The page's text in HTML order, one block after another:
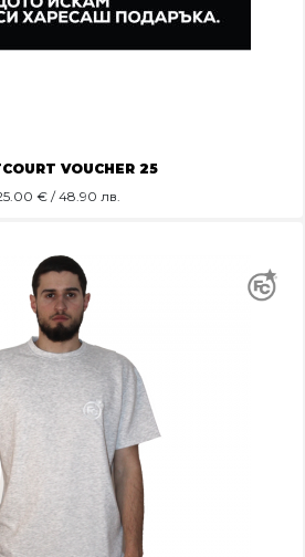
VOUCHER 25
€ / 48.90 лв.